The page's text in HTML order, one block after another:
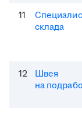
11
склада
12
Швея
на